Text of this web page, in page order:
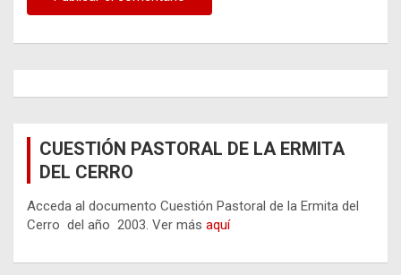
CUESTIÓN PASTORAL DE LA ERMITA
DEL CERRO
Acceda al documento Cuestión Pastoral de la Ermita del
Cerro del año 2003. Ver más aquí